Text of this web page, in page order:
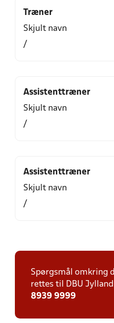
Træner
Skjult navn
/
Assistenttræner
Skjult navn
/
Assistenttræner
Skjult navn
/
Spørgsmål omkring
rettes til DBU Jylland
8939 9999